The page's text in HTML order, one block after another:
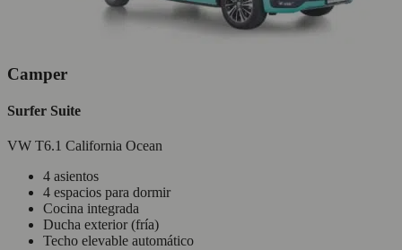
Camper
Surfer Suite
VW T6.1 California Ocean
4 asientos
4 espacios para dormir
Cocina integrada
Ducha exterior (fría)
Techo elevable automático